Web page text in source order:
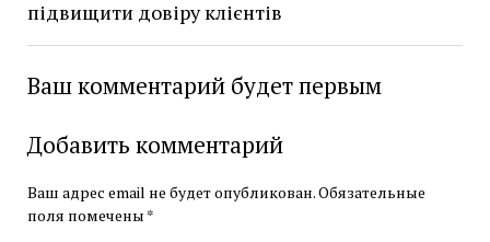
підвищити довіру клієнтів
Ваш комментарий будет первым
Добавить комментарий
Ваш адрес email не будет опубликован.Обязательные
поля помечены *